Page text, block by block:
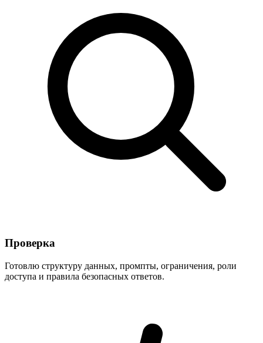
Проверка
Готовлю структуру данных, промпты, ограничения, роли
доступа и правила безопасных ответов.